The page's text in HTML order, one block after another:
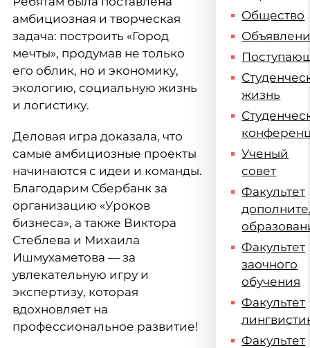
амбициозная и творческая
задача: построить «Город
мечты», продумав не только
его облик, но и экономику,
экологию, социальную жизнь
и логистику.
Деловая игра доказала, что
самые амбициозные проекты
начинаются с идеи и команды.
Благодарим Сбербанк за
организацию «Уроков
бизнеса», а также Виктора
Стеблева и Михаила
Ишмухаметова — за
увлекательную игру и
экспертизу, которая
вдохновляет на
профессиональное развитие!
Общество
жизнь
Ученый
совет
Факультет
Факультет
заочного
обучения
Факультет
Факультет